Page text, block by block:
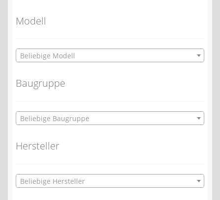
Modell
Beliebige Modell
Baugruppe
Beliebige Baugruppe
Hersteller
Beliebige Hersteller